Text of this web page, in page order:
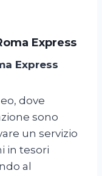
Express
Express
dove
sono
un servizio
in tesori
al